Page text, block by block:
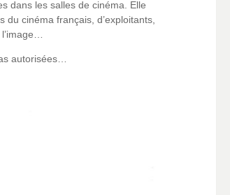
dans les salles de cinéma. Elle
cinéma français, d’exploitants,
autorisées…